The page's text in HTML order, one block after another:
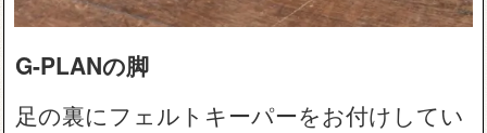
G-PLANの脚
足の裏にフェルトキーパーをお付けしてい